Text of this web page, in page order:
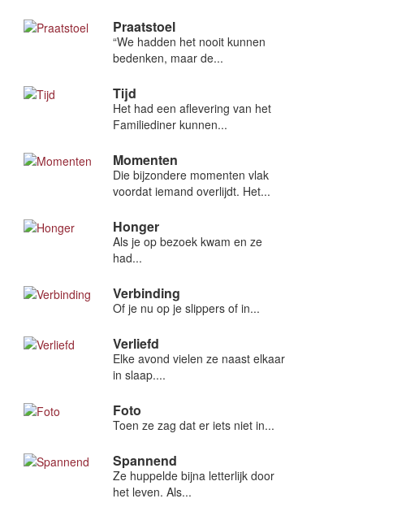
Praatstoel
“We hadden het nooit kunnen
bedenken, maar de...
Tijd
Het had een aflevering van het
Familiediner kunnen...
Momenten
Die bijzondere momenten vlak
voordat iemand overlijdt. Het...
Honger
Als je op bezoek kwam en ze
had...
Verbinding
Of je nu op je slippers of in...
Verliefd
Elke avond vielen ze naast elkaar
in slaap....
Foto
Toen ze zag dat er iets niet in...
Spannend
Ze huppelde bijna letterlijk door
het leven. Als...